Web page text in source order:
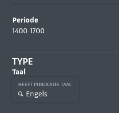
Periode
1400-1700
TYPE
Taal
HEEFT PUBLICATIE TAAL
Engels